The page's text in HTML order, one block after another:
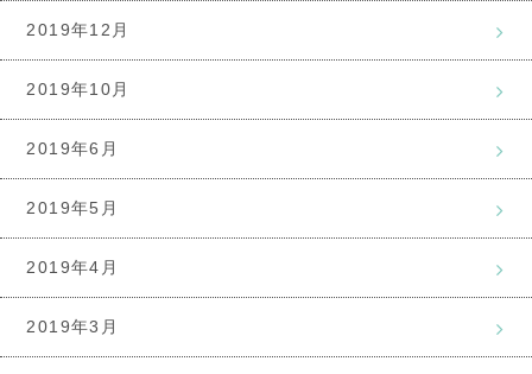
2019年12月
2019年10月
2019年6月
2019年5月
2019年4月
2019年3月